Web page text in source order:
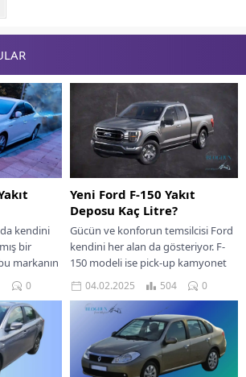
kendini
bir
markanın
biridir.
0
Yeni Ford F-150 Yakıt
Deposu Kaç Litre?
Gücün ve konforun temsilcisi Ford
kendini her alan da gösteriyor. F-
150 modeli ise pick-up kamyonet
kategorisinde en güçlü temsilcisi.
Ford...
04.02.2025 504 0